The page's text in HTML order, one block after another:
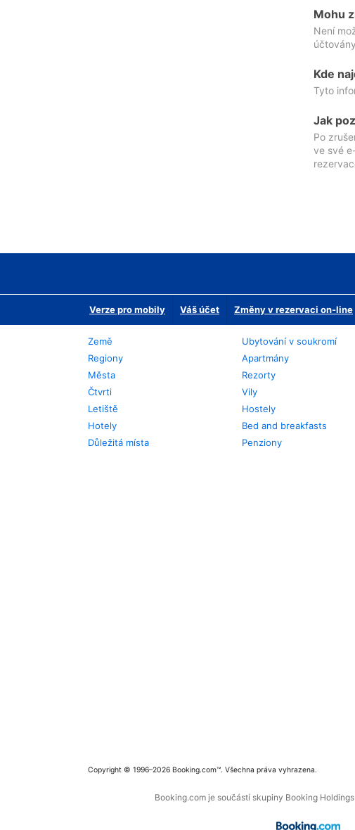
Mohu
Není
Kde
Tyto
Jak
Po
ve své
Verze pro mobily Váš účet Změny v rezervaci on-line
Země
Regiony
Města
Čtvrti
Letiště
Hotely
Důležitá místa
Ubytování v soukromí
Apartmány
Rezorty
Vily
Hostely
Bed and breakfasts
Penziony
Copyright © 1996–2026 Booking.com™. Všechna práva vyhrazena.
Booking.com je součástí skupiny Booking